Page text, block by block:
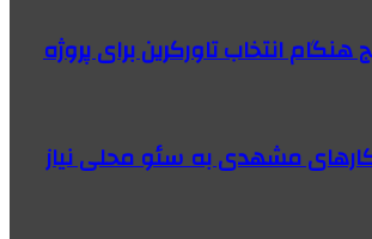
مشهدی به سئو محلی نیاز